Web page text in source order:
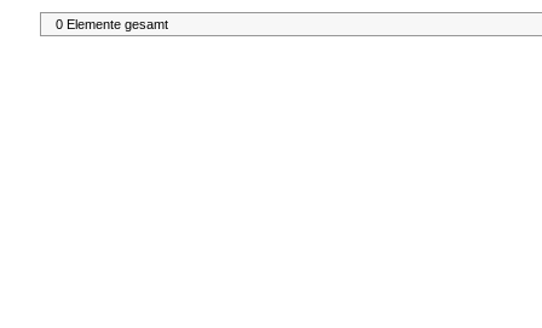
0 Elemente gesamt